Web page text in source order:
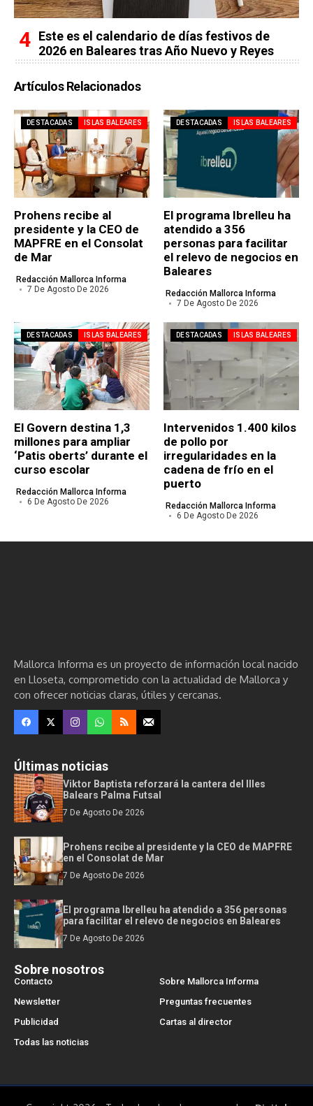
Este es el calendario de días festivos de
2026 en Baleares tras Año Nuevo y Reyes
Artículos Relacionados
DESTACADAS ISLAS BALEARES
Prohens recibe al
presidente y la CEO de
MAPFRE en el Consolat
de Mar
Redacción Mallorca Informa
7 De Agosto De 2026
DESTACADAS ISLAS BALEARES
El programa Ibrelleu ha
atendido a 356
personas para facilitar
el relevo de negocios en
Baleares
Redacción Mallorca Informa
7 De Agosto De 2026
DESTACADAS ISLAS BALEARES
El Govern destina 1,3
millones para ampliar
‘Patis oberts’ durante el
curso escolar
Redacción Mallorca Informa
6 De Agosto De 2026
DESTACADAS ISLAS BALEARES
Intervenidos 1.400 kilos
de pollo por
irregularidades en la
cadena de frío en el
puerto
Redacción Mallorca Informa
6 De Agosto De 2026
Mallorca Informa es un proyecto de información local nacido
en Lloseta, comprometido con la actualidad de Mallorca y
con ofrecer noticias claras, útiles y cercanas.
Últimas noticias
Viktor Baptista reforzará la cantera del Illes
Balears Palma Futsal
7 De Agosto De 2026
Prohens recibe al presidente y la CEO de MAPFRE
en el Consolat de Mar
7 De Agosto De 2026
El programa Ibrelleu ha atendido a 356 personas
para facilitar el relevo de negocios en Baleares
7 De Agosto De 2026
Sobre nosotros
Contacto
Sobre Mallorca Informa
Newsletter
Preguntas frecuentes
Publicidad
Cartas al director
Todas las noticias